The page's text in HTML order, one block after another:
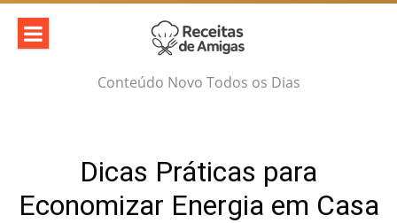
Skip
content
Conteúdo Novo Todos os Dias
Dicas Práticas para
Economizar Energia em Casa